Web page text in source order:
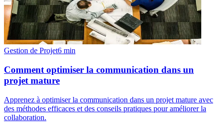
Gestion de Projet6 min
Comment optimiser la communication dans un
projet mature
Apprenez à optimiser la communication dans un projet mature avec
des méthodes efficaces et des conseils pratiques pour améliorer la
collaboration.